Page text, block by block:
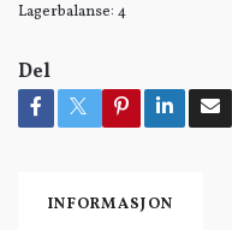
Lagerbalanse: 4
Del
INFORMASJON